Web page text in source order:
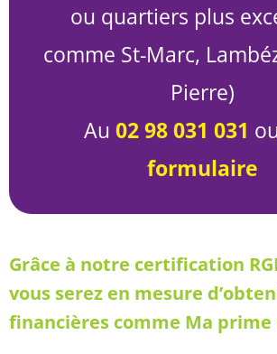
ou quartiers plus
comme St-Marc,
Pierre)
Au 02 98 031 031
formulaire
Grâce à notre certification
vous serez en mesure
financières comme Ma prime